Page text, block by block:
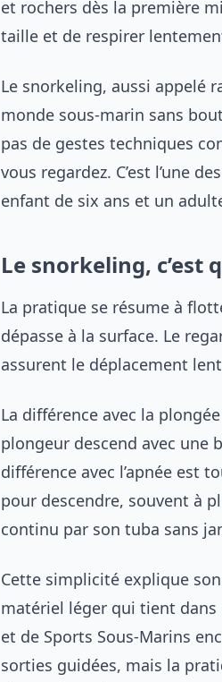
et rochers dès la première
taille et de respirer
Le snorkeling, aussi appelé
monde sous-marin sans
pas de gestes techniques
vous regardez. C’est l’une
enfant de six ans et un
Le snorkeling, c’est
La pratique se résume à
dépasse à la surface. Le
assurent le déplacement
La différence avec la
plongeur descend avec une
différence avec l’apnée est
pour descendre, souvent à
continu par son tuba sans
Cette simplicité explique
matériel léger qui tient dans
et de Sports Sous-Marins
sorties guidées, mais la